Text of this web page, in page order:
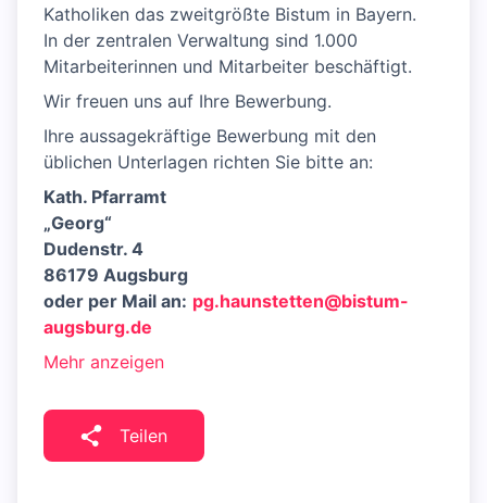
Katholiken das zweitgrößte Bistum in Bayern.
In der zentralen Verwaltung sind 1.000
Mitarbeiterinnen und Mitarbeiter beschäftigt.
Wir freuen uns auf Ihre Bewerbung.
Ihre aussagekräftige Bewerbung mit den
üblichen Unterlagen richten Sie bitte an:
Kath. Pfarramt
„Georg“
Dudenstr. 4
86179 Augsburg
oder per Mail an: pg.haunstetten@bistum-
augsburg.de
Mehr anzeigen
Teilen